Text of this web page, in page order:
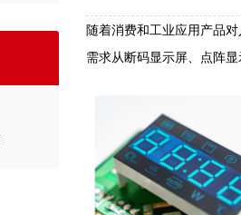
随着消费和工业应用产品
需求从断码显示屏、点阵